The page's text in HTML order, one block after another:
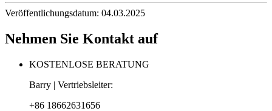
Veröffentlichungsdatum: 04.03.2025
Nehmen Sie Kontakt auf
KOSTENLOSE BERATUNG
Barry | Vertriebsleiter:
+86 18662631656